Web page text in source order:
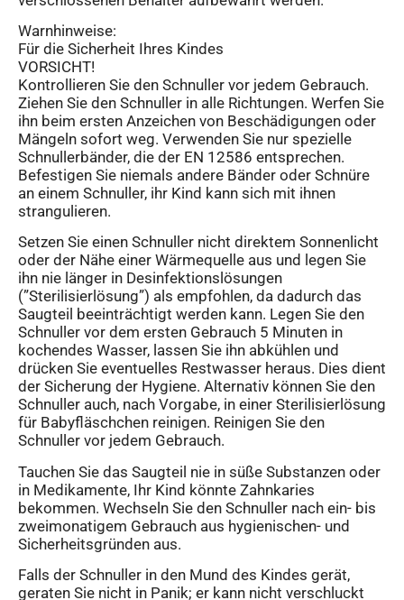
Warnhinweise:
Für die Sicherheit Ihres Kindes
VORSICHT!
Kontrollieren Sie den Schnuller vor jedem Gebrauch.
Ziehen Sie den Schnuller in alle Richtungen. Werfen Sie
ihn beim ersten Anzeichen von Beschädigungen oder
Mängeln sofort weg. Verwenden Sie nur spezielle
Schnullerbänder, die der EN 12586 entsprechen.
Befestigen Sie niemals andere Bänder oder Schnüre
an einem Schnuller, ihr Kind kann sich mit ihnen
strangulieren.
Setzen Sie einen Schnuller nicht direktem Sonnenlicht
oder der Nähe einer Wärmequelle aus und legen Sie
ihn nie länger in Desinfektionslösungen
(”Sterilisierlösung”) als empfohlen, da dadurch das
Saugteil beeinträchtigt werden kann. Legen Sie den
Schnuller vor dem ersten Gebrauch 5 Minuten in
kochendes Wasser, lassen Sie ihn abkühlen und
drücken Sie eventuelles Restwasser heraus. Dies dient
der Sicherung der Hygiene. Alternativ können Sie den
Schnuller auch, nach Vorgabe, in einer Sterilisierlösung
für Babyfläschchen reinigen. Reinigen Sie den
Schnuller vor jedem Gebrauch.
Tauchen Sie das Saugteil nie in süße Substanzen oder
in Medikamente, Ihr Kind könnte Zahnkaries
bekommen. Wechseln Sie den Schnuller nach ein- bis
zweimonatigem Gebrauch aus hygienischen- und
Sicherheitsgründen aus.
Falls der Schnuller in den Mund des Kindes gerät,
geraten Sie nicht in Panik; er kann nicht verschluckt